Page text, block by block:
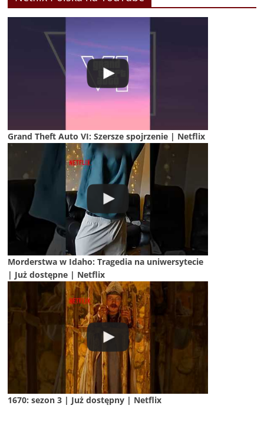
Grand Theft Auto VI: Szersze spojrzenie | Netflix
Morderstwa w Idaho: Tragedia na uniwersytecie
| Już dostępne | Netflix
1670: sezon 3 | Już dostępny | Netflix